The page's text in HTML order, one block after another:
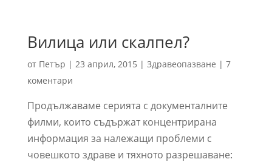
Вилица или скалпел?
от Петър | 23 април, 2015 | Здравеопазване | 7
коментари
Продължаваме серията с документалните
филми, които съдържат концентрирана
информация за належащи проблеми с
човешкото здраве и тяхното разрешаване: